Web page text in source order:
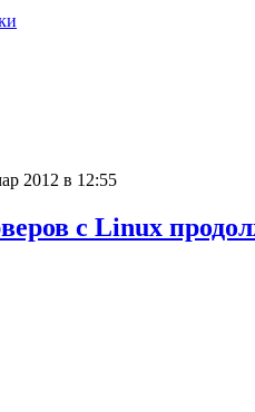
2012 в 12:55
с Linux